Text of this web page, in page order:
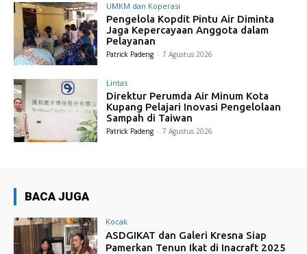
UMKM dan Koperasi
Pengelola Kopdit Pintu Air Diminta
Jaga Kepercayaan Anggota dalam
Pelayanan
Patrick Padeng - 7 Agustus 2026
Lintas
Direktur Perumda Air Minum Kota
Kupang Pelajari Inovasi Pengelolaan
Sampah di Taiwan
Patrick Padeng - 7 Agustus 2026
BACA JUGA
Kocak
ASDGIKAT dan Galeri Kresna Siap
Pamerkan Tenun Ikat di Inacraft 2025